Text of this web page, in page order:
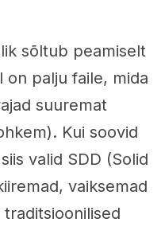
sõltub peamiselt
on palju faile, mida
suuremat
Kui soovid
valid SDD (Solid
vaiksemad